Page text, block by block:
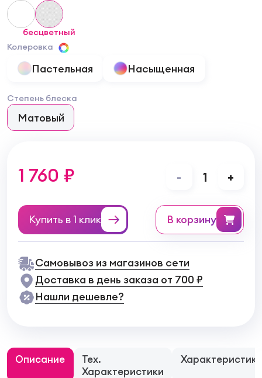
бесцветный
Колеровка
Пастельная Насыщенная
Степень блеска
Матовый
1 760 ₽ - 1 +
Купить в 1 клик в корзину
Самовывоз из магазинов сети
Доставка в день заказа от 700 ₽
Нашли дешевле?
Описание
Тех.
Характеристики
Характеристики